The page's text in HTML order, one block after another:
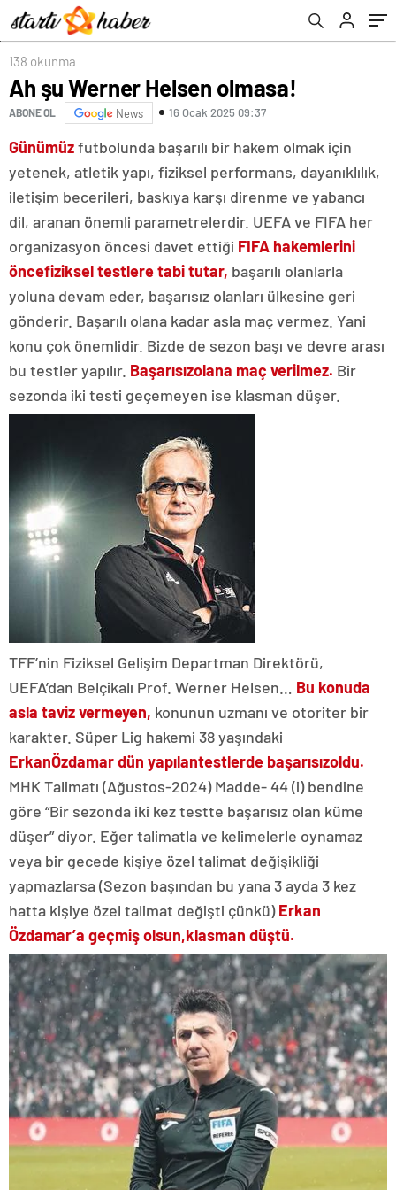
138 okunma
Ah şu Werner Helsen olmasa!
ABONE OL News 16 Ocak 2025 09:37
Günümüzfutbolunda başarılı bir hakem olmak için
yetenek, atletik yapı, fiziksel performans, dayanıklılık,
iletişim becerileri, baskıya karşı direnme ve yabancı
dil, aranan önemli parametrelerdir. UEFA ve FIFA her
organizasyon öncesi davet ettiği FIFA hakemlerini
öncefiziksel testlere tabi tutar, başarılı olanlarla
yoluna devam eder, başarısız olanları ülkesine geri
gönderir. Başarılı olana kadar asla maç vermez. Yani
konu çok önemlidir. Bizde de sezon başı ve devre arası
bu testler yapılır. Başarısızolana maç verilmez. Bir
sezonda iki testi geçemeyen ise klasman düşer.
TFF’nin Fiziksel Gelişim Departman Direktörü,
UEFA’dan Belçikalı Prof. Werner Helsen… Bu konuda
asla taviz vermeyen, konunun uzmanı ve otoriter bir
karakter. Süper Lig hakemi 38 yaşındaki
ErkanÖzdamar dün yapılantestlerde başarısızoldu.
MHK Talimatı (Ağustos-2024) Madde- 44 (i) bendine
göre “Bir sezonda iki kez testte başarısız olan küme
düşer” diyor. Eğer talimatla ve kelimelerle oynamaz
veya bir gecede kişiye özel talimat değişikliği
yapmazlarsa (Sezon başından bu yana 3 ayda 3 kez
hatta kişiye özel talimat değişti çünkü)Erkan
Özdamar’a geçmiş olsun,klasman düştü.